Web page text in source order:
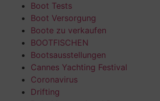
Boot Tests
Boot Versorgung
Boote zu verkaufen
BOOTFISCHEN
Bootsausstellungen
Cannes Yachting Festival
Coronavirus
Drifting